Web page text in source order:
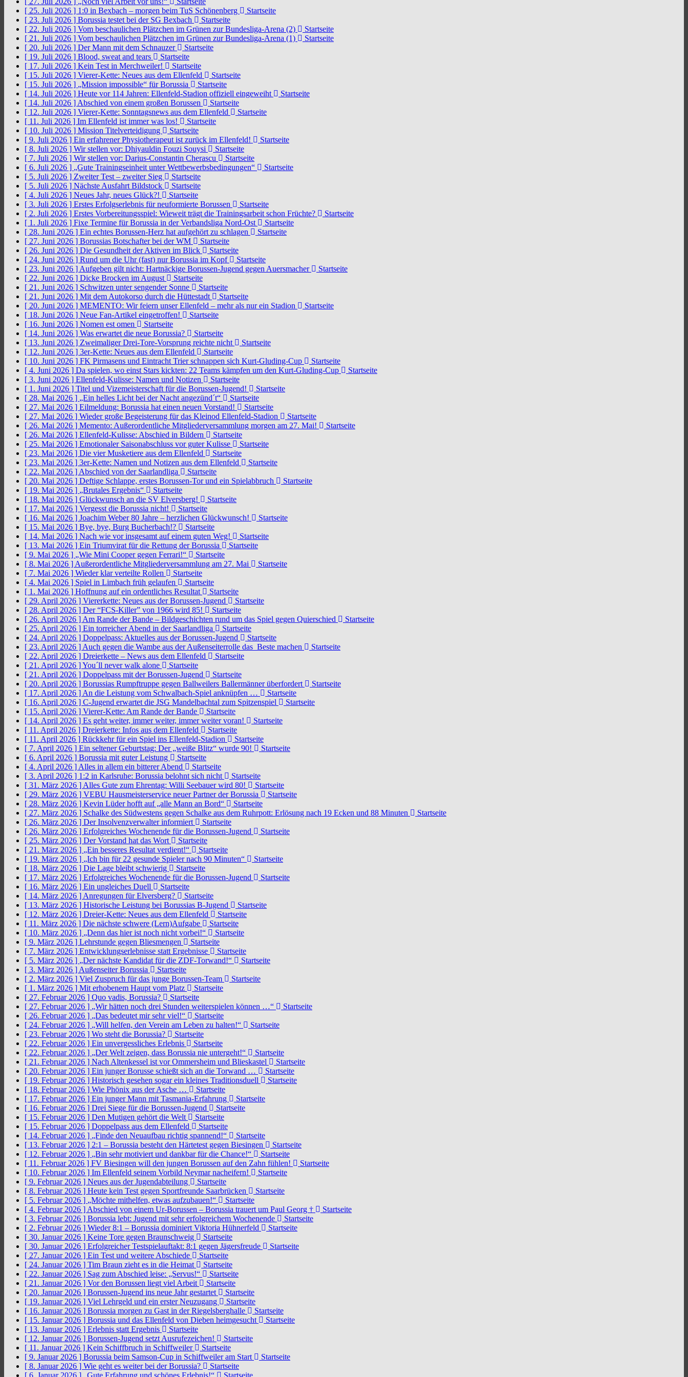
[ 25. Juli 2026 ] 1:0 in Bexbach – morgen beim TuS Schönenberg
Startseite
[ 23. Juli 2026 ] Borussia testet bei der SG Bexbach
Startseite
[ 22. Juli 2026 ] Vom beschaulichen Plätzchen im Grünen zur Bundesliga-Arena (2)
Startseite
[ 21. Juli 2026 ] Vom beschaulichen Plätzchen im Grünen zur Bundesliga-Arena (1)
Startseite
[ 20. Juli 2026 ] Der Mann mit dem Schnauzer
Startseite
[ 19. Juli 2026 ] Blood, sweat and tears
Startseite
[ 17. Juli 2026 ] Kein Test in Merchweiler!
Startseite
[ 15. Juli 2026 ] Vierer-Kette: Neues aus dem Ellenfeld
Startseite
[ 15. Juli 2026 ] „Mission impossible“ für Borussia
Startseite
[ 14. Juli 2026 ] Heute vor 114 Jahren: Ellenfeld-Stadion offiziell eingeweiht
Startseite
[ 14. Juli 2026 ] Abschied von einem großen Borussen
Startseite
[ 12. Juli 2026 ] Vierer-Kette: Sonntagsnews aus dem Ellenfeld
Startseite
[ 11. Juli 2026 ] Im Ellenfeld ist immer was los!
Startseite
[ 10. Juli 2026 ] Mission Titelverteidigung
Startseite
[ 9. Juli 2026 ] Ein erfahrener Physiotherapeut ist zurück im Ellenfeld!
Startseite
[ 8. Juli 2026 ] Wir stellen vor: Dhiyauldin Fouzi Souysi
Startseite
[ 7. Juli 2026 ] Wir stellen vor: Darius-Constantin Cherascu
Startseite
[ 6. Juli 2026 ] „Gute Trainingseinheit unter Wettbewerbsbedingungen“
Startseite
[ 5. Juli 2026 ] Zweiter Test – zweiter Sieg
Startseite
[ 5. Juli 2026 ] Nächste Ausfahrt Bildstock
Startseite
[ 4. Juli 2026 ] Neues Jahr, neues Glück?!
Startseite
[ 3. Juli 2026 ] Erstes Erfolgserlebnis für neuformierte Borussen
Startseite
[ 2. Juli 2026 ] Erstes Vorbereitungsspiel: Wieweit trägt die Trainingsarbeit schon Früchte?
Startseite
[ 1. Juli 2026 ] Fixe Termine für Borussia in der Verbandsliga Nord-Ost
Startseite
[ 28. Juni 2026 ] Ein echtes Borussen-Herz hat aufgehört zu schlagen
Startseite
[ 27. Juni 2026 ] Borussias Botschafter bei der WM
Startseite
[ 26. Juni 2026 ] Die Gesundheit der Aktiven im Blick
Startseite
[ 24. Juni 2026 ] Rund um die Uhr (fast) nur Borussia im Kopf
Startseite
[ 23. Juni 2026 ] Aufgeben gilt nicht: Hartnäckige Borussen-Jugend gegen Auersmacher
Startseite
[ 22. Juni 2026 ] Dicke Brocken im August
Startseite
[ 21. Juni 2026 ] Schwitzen unter sengender Sonne
Startseite
[ 21. Juni 2026 ] Mit dem Autokorso durch die Hüttestadt
Startseite
[ 20. Juni 2026 ] MEMENTO: Wir feiern unser Ellenfeld – mehr als nur ein Stadion
Startseite
[ 18. Juni 2026 ] Neue Fan-Artikel eingetroffen!
Startseite
[ 16. Juni 2026 ] Nomen est omen
Startseite
[ 14. Juni 2026 ] Was erwartet die neue Borussia?
Startseite
[ 13. Juni 2026 ] Zweimaliger Drei-Tore-Vorsprung reichte nicht
Startseite
[ 12. Juni 2026 ] 3er-Kette: Neues aus dem Ellenfeld
Startseite
[ 10. Juni 2026 ] FK Pirmasens und Eintracht Trier schnappen sich Kurt-Gluding-Cup
Startseite
[ 4. Juni 2026 ] Da spielen, wo einst Stars kickten: 22 Teams kämpfen um den Kurt-Gluding-Cup
Startseite
[ 3. Juni 2026 ] Ellenfeld-Kulisse: Namen und Notizen
Startseite
[ 1. Juni 2026 ] Titel und Vizemeisterschaft für die Borussen-Jugend!
Startseite
[ 28. Mai 2026 ] „Ein helles Licht bei der Nacht angezünd´t“
Startseite
[ 27. Mai 2026 ] Eilmeldung: Borussia hat einen neuen Vorstand!
Startseite
[ 27. Mai 2026 ] Wieder große Begeisterung für das Kleinod Ellenfeld-Stadion
Startseite
[ 26. Mai 2026 ] Memento: Außerordentliche Mitgliederversammlung morgen am 27. Mai!
Startseite
[ 26. Mai 2026 ] Ellenfeld-Kulisse: Abschied in Bildern
Startseite
[ 25. Mai 2026 ] Emotionaler Saisonabschluss vor guter Kulisse
Startseite
[ 23. Mai 2026 ] Die vier Musketiere aus dem Ellenfeld
Startseite
[ 23. Mai 2026 ] 3er-Kette: Namen und Notizen aus dem Ellenfeld
Startseite
[ 22. Mai 2026 ] Abschied von der Saarlandliga
Startseite
[ 20. Mai 2026 ] Deftige Schlappe, erstes Borussen-Tor und ein Spielabbruch
Startseite
[ 19. Mai 2026 ] „Brutales Ergebnis“
Startseite
[ 18. Mai 2026 ] Glückwunsch an die SV Elversberg!
Startseite
[ 17. Mai 2026 ] Vergesst die Borussia nicht!
Startseite
[ 16. Mai 2026 ] Joachim Weber 80 Jahre – herzlichen Glückwunsch!
Startseite
[ 15. Mai 2026 ] Bye, bye, Burg Bucherbach!?
Startseite
[ 14. Mai 2026 ] Nach wie vor insgesamt auf einem guten Weg!
Startseite
[ 13. Mai 2026 ] Ein Triumvirat für die Rettung der Borussia
Startseite
[ 9. Mai 2026 ] „Wie Mini Cooper gegen Ferrari!“
Startseite
[ 8. Mai 2026 ] Außerordentliche Mitgliederversammlung am 27. Mai
Startseite
[ 7. Mai 2026 ] Wieder klar verteilte Rollen
Startseite
[ 4. Mai 2026 ] Spiel in Limbach früh gelaufen
Startseite
[ 1. Mai 2026 ] Hoffnung auf ein ordentliches Resultat
Startseite
[ 29. April 2026 ] Viererkette: Neues aus der Borussen-Jugend
Startseite
[ 28. April 2026 ] Der “FCS-Killer” von 1966 wird 85!
Startseite
[ 26. April 2026 ] Am Rande der Bande – Bildgeschichten rund um das Spiel gegen Quierschied
Startseite
[ 25. April 2026 ] Ein torreicher Abend in der Saarlandliga
Startseite
[ 24. April 2026 ] Doppelpass: Aktuelles aus der Borussen-Jugend
Startseite
[ 23. April 2026 ] Auch gegen die Wambe aus der Außenseiterrolle das Beste machen
Startseite
[ 22. April 2026 ] Dreierkette – News aus dem Ellenfeld
Startseite
[ 21. April 2026 ]You´ll never walk alone
Startseite
[ 21. April 2026 ] Doppelpass mit der Borussen-Jugend
Startseite
[ 20. April 2026 ] Borussias Rumpftruppe gegen Ballweilers Ballermänner überfordert
Startseite
[ 17. April 2026 ] An die Leistung vom Schwalbach-Spiel anknüpfen …
Startseite
[ 16. April 2026 ] C-Jugend erwartet die JSG Mandelbachtal zum Spitzenspiel
Startseite
[ 15. April 2026 ] Vierer-Kette: Am Rande der Bande
Startseite
[ 14. April 2026 ] Es geht weiter, immer weiter, immer weiter voran!
Startseite
[ 11. April 2026 ] Dreierkette: Infos aus dem Ellenfeld
Startseite
[ 11. April 2026 ] Rückkehr für ein Spiel ins Ellenfeld-Stadion
Startseite
[ 7. April 2026 ] Ein seltener Geburtstag: Der „weiße Blitz“ wurde 90!
Startseite
[ 6. April 2026 ] Borussia mit guter Leistung
Startseite
[ 4. April 2026 ] Alles in allem ein bitterer Abend
Startseite
[ 3. April 2026 ] 1:2 in Karlsruhe: Borussia belohnt sich nicht
Startseite
[ 31. März 2026 ] Alles Gute zum Ehrentag: Willi Seebauer wird 80!
Startseite
[ 29. März 2026 ] VEBU Hausmeisterservice neuer Partner der Borussia
Startseite
[ 28. März 2026 ] Kevin Lüder hofft auf „alle Mann an Bord“
Startseite
[ 27. März 2026 ] Schalke des Südwestens gegen Schalke aus dem Ruhrpott: Erlösung nach 19 Ecken und 88 Minuten
Startseite
[ 26. März 2026 ] Der Insolvenzverwalter informiert
Startseite
[ 26. März 2026 ] Erfolgreiches Wochenende für die Borussen-Jugend
Startseite
[ 25. März 2026 ] Der Vorstand hat das Wort
Startseite
[ 21. März 2026 ] „Ein besseres Resultat verdient!“
Startseite
[ 19. März 2026 ] „Ich bin für 22 gesunde Spieler nach 90 Minuten“
Startseite
[ 18. März 2026 ] Die Lage bleibt schwierig
Startseite
[ 17. März 2026 ] Erfolgreiches Wochenende für die Borussen-Jugend
Startseite
[ 16. März 2026 ] Ein ungleiches Duell
Startseite
[ 14. März 2026 ] Anregungen für Elversberg?
Startseite
[ 13. März 2026 ] Historische Leistung bei Borussias B-Jugend
Startseite
[ 12. März 2026 ] Dreier-Kette: Neues aus dem Ellenfeld
Startseite
[ 11. März 2026 ] Die nächste schwere (Lern)Aufgabe
Startseite
[ 10. März 2026 ] „Denn das hier ist noch nicht vorbei!“
Startseite
[ 9. März 2026 ] Lehrstunde gegen Bliesmengen
Startseite
[ 7. März 2026 ] Entwicklungserlebnisse statt Ergebnisse
Startseite
[ 5. März 2026 ] „Der nächste Kandidat für die ZDF-Torwand!“
Startseite
[ 3. März 2026 ] Außenseiter Borussia
Startseite
[ 2. März 2026 ] Viel Zuspruch für das junge Borussen-Team
Startseite
[ 1. März 2026 ] Mit erhobenem Haupt vom Platz
Startseite
[ 27. Februar 2026 ] Quo vadis, Borussia?
Startseite
[ 27. Februar 2026 ] „Wir hätten noch drei Stunden weiterspielen können …“
Startseite
[ 26. Februar 2026 ] „Das bedeutet mir sehr viel!“
Startseite
[ 24. Februar 2026 ] „Will helfen, den Verein am Leben zu halten!“
Startseite
[ 23. Februar 2026 ] Wo steht die Borussia?
Startseite
[ 22. Februar 2026 ] Ein unvergessliches Erlebnis
Startseite
[ 22. Februar 2026 ] „Der Welt zeigen, dass Borussia nie untergeht!“
Startseite
[ 21. Februar 2026 ] Nach Altenkessel ist vor Ommersheim und Blieskastel
Startseite
[ 20. Februar 2026 ] Ein junger Borusse schießt sich an die Torwand …
Startseite
[ 19. Februar 2026 ] Historisch gesehen sogar ein kleines Traditionsduell
Startseite
[ 18. Februar 2026 ] Wie Phönix aus der Asche …
Startseite
[ 17. Februar 2026 ] Ein junger Mann mit Tasmania-Erfahrung
Startseite
[ 16. Februar 2026 ] Drei Siege für die Borussen-Jugend
Startseite
[ 15. Februar 2026 ] Den Mutigen gehört die Welt
Startseite
[ 15. Februar 2026 ] Doppelpass aus dem Ellenfeld
Startseite
[ 14. Februar 2026 ] „Finde den Neuaufbau richtig spannend!“
Startseite
[ 13. Februar 2026 ] 2:1 – Borussia besteht den Härtetest gegen Biesingen
Startseite
[ 12. Februar 2026 ] „Bin sehr motiviert und dankbar für die Chance!“
Startseite
[ 11. Februar 2026 ] FV Biesingen will den jungen Borussen auf den Zahn fühlen!
Startseite
[ 10. Februar 2026 ] Im Ellenfeld seinem Vorbild Neymar nacheifern!
Startseite
[ 9. Februar 2026 ] Neues aus der Jugendabteilung
Startseite
[ 8. Februar 2026 ] Heute kein Test gegen Sportfreunde Saarbrücken
Startseite
[ 5. Februar 2026 ] „Möchte mithelfen, etwas aufzubauen!“
Startseite
[ 4. Februar 2026 ] Abschied von einem Ur-Borussen – Borussia trauert um Paul Georg †
Startseite
[ 3. Februar 2026 ] Borussia lebt: Jugend mit sehr erfolgreichem Wochenende
Startseite
[ 2. Februar 2026 ] Wieder 8:1 – Borussia dominiert Viktoria Hühnerfeld
Startseite
[ 30. Januar 2026 ] Keine Tore gegen Braunschweig
Startseite
[ 30. Januar 2026 ] Erfolgreicher Testspielauftakt: 8:1 gegen Jägersfreude
Startseite
[ 27. Januar 2026 ] Ein Test und weitere Abschiede
Startseite
[ 24. Januar 2026 ] Tim Braun zieht es in die Heimat
Startseite
[ 22. Januar 2026 ] Sag zum Abschied leise: „Servus!“
Startseite
[ 21. Januar 2026 ] Vor den Borussen liegt viel Arbeit
Startseite
[ 20. Januar 2026 ] Borussen-Jugend ins neue Jahr gestartet
Startseite
[ 19. Januar 2026 ] Viel Lehrgeld und ein erster Neuzugang
Startseite
[ 16. Januar 2026 ] Borussia morgen zu Gast in der Riegelsberghalle
Startseite
[ 15. Januar 2026 ] Borussia und das Ellenfeld von Dieben heimgesucht
Startseite
[ 13. Januar 2026 ] Erlebnis statt Ergebnis
Startseite
[ 12. Januar 2026 ] Borussen-Jugend setzt Ausrufezeichen!
Startseite
[ 11. Januar 2026 ] Kein Schiffbruch in Schiffweiler
Startseite
[ 9. Januar 2026 ] Borussia beim Samson-Cup in Schiffweiler am Start
Startseite
[ 8. Januar 2026 ] Wie geht es weiter bei der Borussia?
Startseite
[ 6. Januar 2026 ]
„Gute Erfahrung und schönes Erlebnis!“ Startseite